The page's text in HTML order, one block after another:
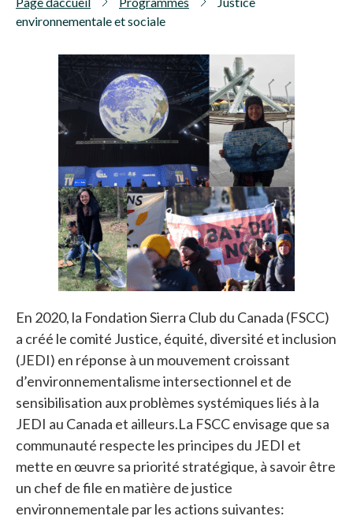
environnementale et sociale
En 2020, la Fondation Sierra Club du Canada (FSCC)
a créé le comité Justice, équité, diversité et inclusion
(JEDI) en réponse à un mouvement croissant
d’environnementalisme intersectionnel et de
sensibilisation aux problèmes systémiques liés à la
JEDI au Canada et ailleurs.La FSCC envisage que sa
communauté respecte les principes du JEDI et
mette en œuvre sa priorité stratégique, à savoir être
un chef de file en matière de justice
environnementale par les actions suivantes: